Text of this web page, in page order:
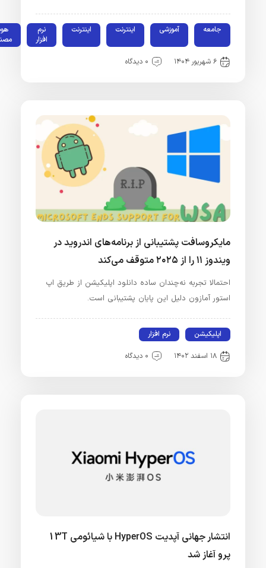
جامعه آموزشی اینترنت اینترنت
نرم
هوش
مصنوعی
مایکروسافت پشتیبانی از برنامه‌های اندروید در
ویندوز ۱۱ را از ۲۰۲۵ متوقف می‌کند
احتمالا تجربه نه‌چندان ساده دانلود اپلیکیشن از طریق اپ
استور آمازون دلیل این پایان پشتیبانی است.
اپلیکیشن نرم افزار
انتشار جهانی آپدیت HyperOS با شیائومی 13T
پرو آغاز شد